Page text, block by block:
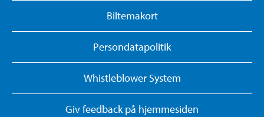
Biltemakort
Persondatapolitik
Whistleblower System
Giv feedback på hjemmesiden